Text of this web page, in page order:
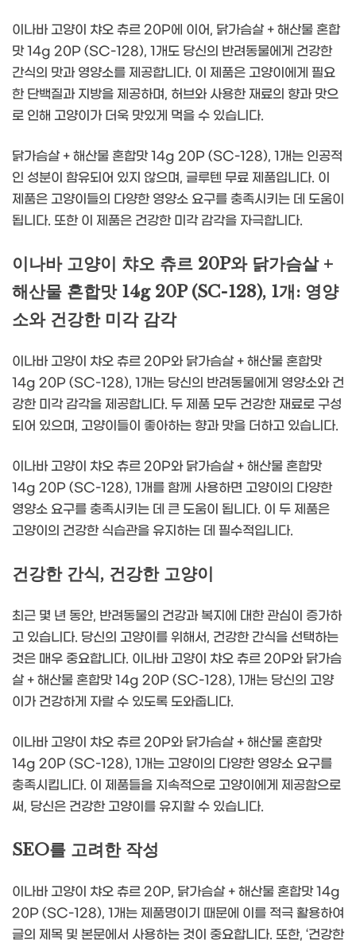
이나바 고양이 챠오 츄르 20P에 이어, 닭가슴살 + 해산물 혼합
맛 14g 20P (SC-128), 1개도 당신의 반려동물에게 건강한
간식의 맛과 영양소를 제공합니다. 이 제품은 고양이에게 필요
한 단백질과 지방을 제공하며, 허브와 사용한 재료의 향과 맛으
로 인해 고양이가 더욱 맛있게 먹을 수 있습니다.
닭가슴살 + 해산물 혼합맛 14g 20P (SC-128), 1개는 인공적
인 성분이 함유되어 있지 않으며, 글루텐 무료 제품입니다. 이
제품은 고양이들의 다양한 영양소 요구를 충족시키는 데 도움이
됩니다. 또한 이 제품은 건강한 미각 감각을 자극합니다.
이나바 고양이 챠오 츄르 20P와 닭가슴살 +
해산물 혼합맛 14g 20P (SC-128), 1개: 영양
소와 건강한 미각 감각
이나바 고양이 챠오 츄르 20P와 닭가슴살 + 해산물 혼합맛
14g 20P (SC-128), 1개는 당신의 반려동물에게 영양소와 건
강한 미각 감각을 제공합니다. 두 제품 모두 건강한 재료로 구성
되어 있으며, 고양이들이 좋아하는 향과 맛을 더하고 있습니다.
이나바 고양이 챠오 츄르 20P와 닭가슴살 + 해산물 혼합맛
14g 20P (SC-128), 1개를 함께 사용하면 고양이의 다양한
영양소 요구를 충족시키는 데 큰 도움이 됩니다. 이 두 제품은
고양이의 건강한 식습관을 유지하는 데 필수적입니다.
건강한 간식, 건강한 고양이
최근 몇 년 동안, 반려동물의 건강과 복지에 대한 관심이 증가하
고 있습니다. 당신의 고양이를 위해서, 건강한 간식을 선택하는
것은 매우 중요합니다. 이나바 고양이 챠오 츄르 20P와 닭가슴
살 + 해산물 혼합맛 14g 20P (SC-128), 1개는 당신의 고양
이가 건강하게 자랄 수 있도록 도와줍니다.
이나바 고양이 챠오 츄르 20P와 닭가슴살 + 해산물 혼합맛
14g 20P (SC-128), 1개는 고양이의 다양한 영양소 요구를
충족시킵니다. 이 제품들을 지속적으로 고양이에게 제공함으로
써, 당신은 건강한 고양이를 유지할 수 있습니다.
SEO를 고려한 작성
이나바 고양이 챠오 츄르 20P, 닭가슴살 + 해산물 혼합맛 14g
20P (SC-128), 1개는 제품명이기 때문에 이를 적극 활용하여
글의 제목 및 본문에서 사용하는 것이 중요합니다. 또한, ‘건강한